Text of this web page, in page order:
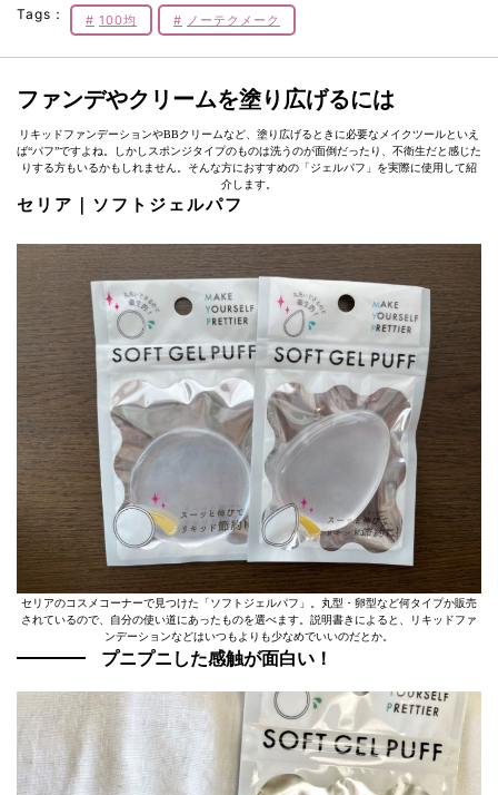
Tags：
100均 ノーテクメーク
ファンデやクリームを塗り広げるには
リキッドファンデーションやBBクリームなど、塗り広げるときに必要なメイクツールといえ
ば“パフ”ですよね。しかしスポンジタイプのものは洗うのが面倒だったり、不衛生だと感じた
りする方もいるかもしれません。そんな方におすすめの「ジェルパフ」を実際に使用して紹
介します。
セリア｜ソフトジェルパフ
セリアのコスメコーナーで見つけた「ソフトジェルパフ」。丸型・卵型など何タイプか販売
されているので、自分の使い道にあったものを選べます。説明書きによると、リキッドファ
ンデーションなどはいつもよりも少なめでいいのだとか。
プニプニした感触が面白い！